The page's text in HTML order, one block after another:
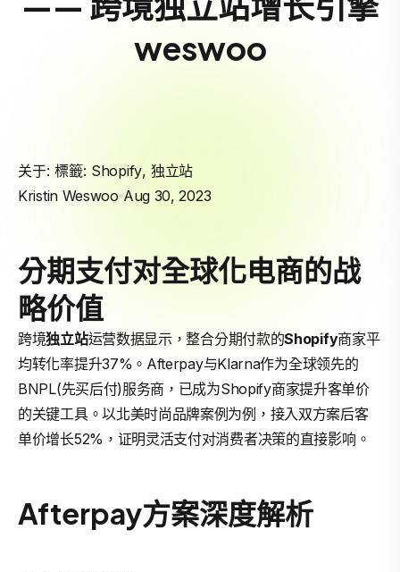
weswoo
关于: 標籤: Shopify, 独立站
Kristin Weswoo Aug 30, 2023
分期支付对全球化电商的战
略价值
跨境独立站运营数据显示，整合分期付款的Shopify商家平
均转化率提升37%。Afterpay与Klarna作为全球领先的
BNPL(先买后付)服务商，已成为Shopify商家提升客单价
的关键工具。以北美时尚品牌案例为例，接入双方案后客
单价增长52%，证明灵活支付对消费者决策的直接影响。
Afterpay方案深度解析